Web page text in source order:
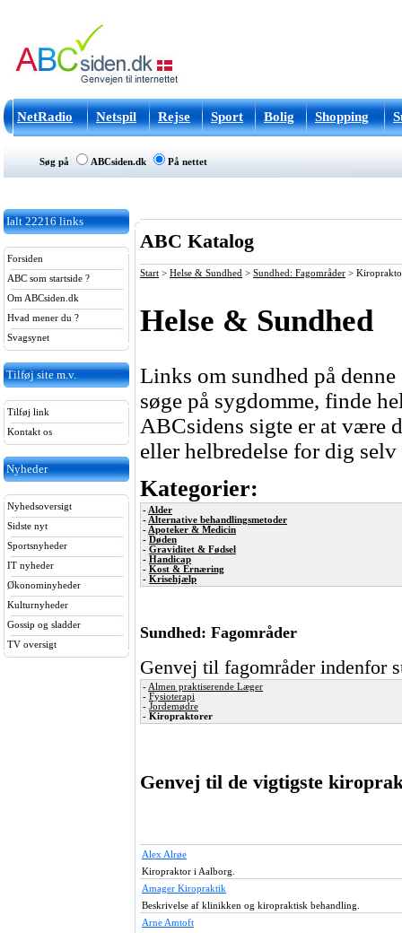
NetRadio Netspil Rejse Sport Bolig Shopping
Søg på ABCsiden.dk På nettet
Ialt 22216 links
Forsiden
ABC som startside ?
Om ABCsiden.dk
Hvad mener du ?
Svagsynet
Tilføj site m.v.
Tilføj link
Kontakt os
Nyheder
Nyhedsoversigt
Sidste nyt
Sportsnyheder
IT nyheder
Økonominyheder
Kulturnyheder
Gossip og sladder
TV oversigt
ABC Katalog
Start > Helse & Sundhed > Sundhed: Fagområder >
Helse & Sundhed
Links om sundhed på
søge på sygdomme, finde
ABCsidens sigte er at være
eller helbredelse for dig
Kategorier:
- Alder
- Alternative behandlingsmetoder
- Apoteker & Medicin
- Døden
- Graviditet & Fødsel
- Handicap
- Kost & Ernæring
- Krisehjælp
Sundhed: Fagområder
Genvej til fagområder indenfor
- Almen praktiserende Læger
- Fysioterapi
- Jordemødre
- Kiropraktorer
Genvej til de vigtigste
Alex Alrøe
Kiropraktor i Aalborg.
Amager Kiropraktik
Beskrivelse af klinikken og kiropraktisk behandling.
Arne Amtoft